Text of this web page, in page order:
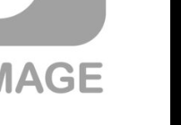
、慈濟基 金會執行
，右一為律師陳昱
攝）